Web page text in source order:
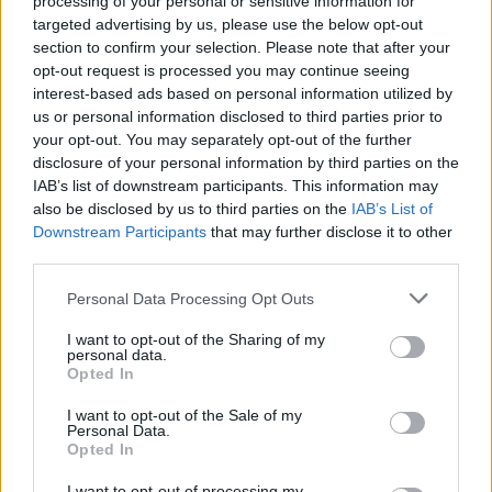
targeted advertising by us, please use the below opt-out
section to confirm your selection. Please note that after your
opt-out request is processed you may continue seeing
interest-based ads based on personal information utilized by
us or personal information disclosed to third parties prior to
your opt-out. You may separately opt-out of the further
disclosure of your personal information by third parties on the
IAB’s list of downstream participants. This information may
also be disclosed by us to third parties on the IAB’s List of
Downstream Participants that may further disclose it to other
Personal Data Processing Opt Outs
I want to opt-out of the Sharing of my
personal data.
Opted In
I want to opt-out of the Sale of my
Personal Data.
Opted In
Comentari:
Deseu el meu nom, el correu electrònic i el lloc web en
aquest navegador per a la propera vegada que comenti.
characters